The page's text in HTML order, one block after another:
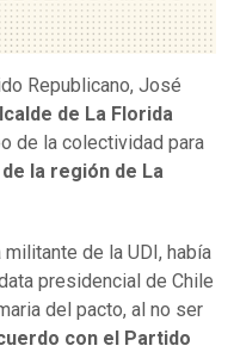
Republicano, José
de La Florida
de la colectividad para
la región de La
de la UDI, había
presidencial de Chile
del pacto, al no ser
con el Partido